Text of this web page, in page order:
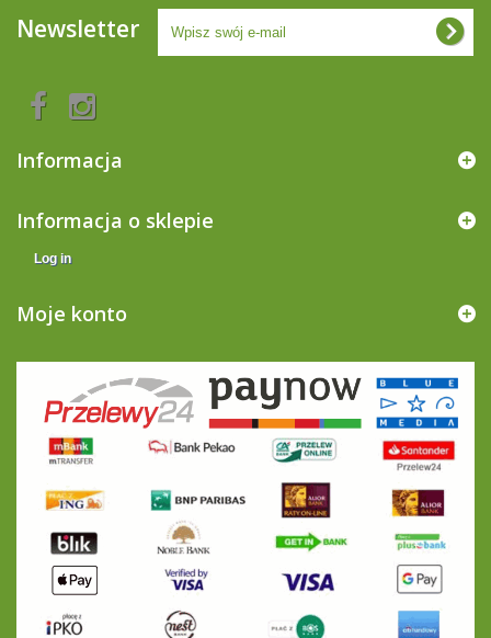
Newsletter
Informacja
Informacja o sklepie
Log in
Moje konto